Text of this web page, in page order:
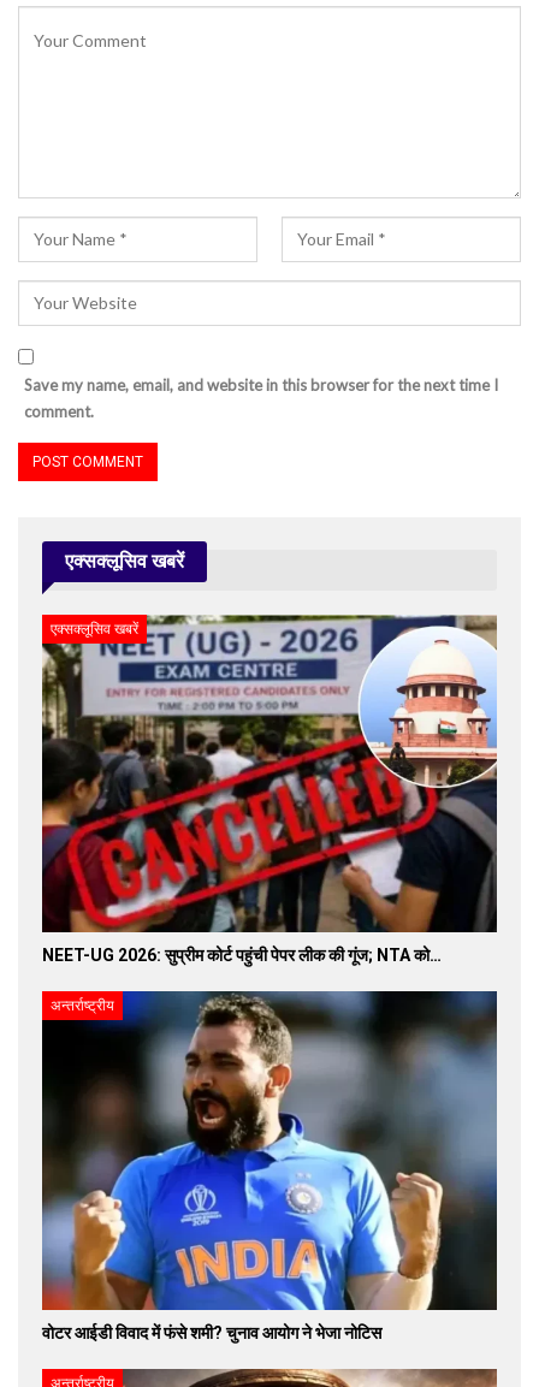
Save my name, email, and website in this browser for the next time I
comment.
एक्सक्लूसिव खबरें
एक्सक्लूसिव खबरें
NEET-UG 2026: सुप्रीम कोर्ट पहुंची पेपर लीक की गूंज; NTA को…
अन्तर्राष्ट्रीय
वोटर आईडी विवाद में फंसे शमी? चुनाव आयोग ने भेजा नोटिस
अन्तर्राष्ट्रीय